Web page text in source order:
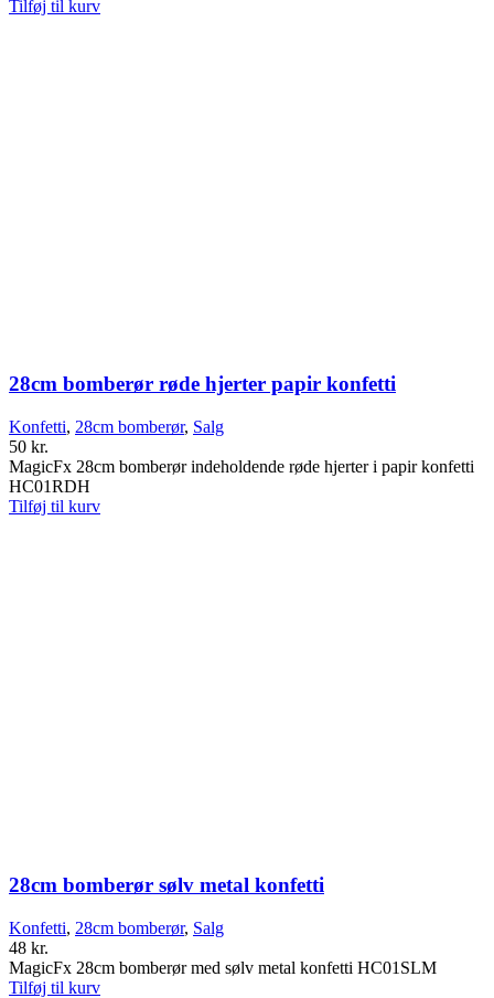
Tilføj til kurv
28cm bomberør røde hjerter papir konfetti
Konfetti, 28cm bomberør, Salg
50 kr.
MagicFx 28cm bomberør indeholdende røde hjerter i papir konfetti
HC01RDH
Tilføj til kurv
28cm bomberør sølv metal konfetti
Konfetti, 28cm bomberør, Salg
48 kr.
MagicFx 28cm bomberør med sølv metal konfetti HC01SLM
Tilføj til kurv